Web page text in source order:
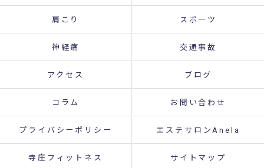
肩こり スポーツ
神経痛 交通事故
アクセス ブログ
コラム お問い合わせ
プライバシーポリシー エステサロンAnela
寺庄フィットネス サイトマップ